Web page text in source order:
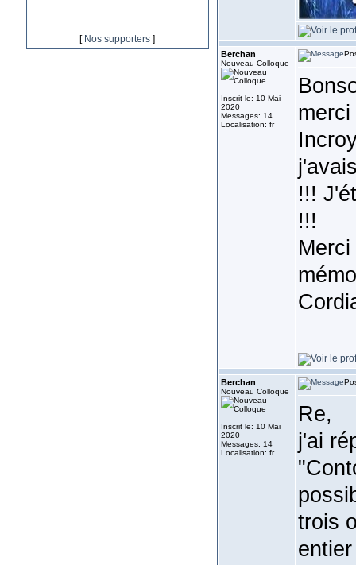
[ Nos supporters ]
Berchan
Nouveau Colloque
Inscrit le: 10 Mai
2020
Messages: 14
Localisation: fr
merci
!!!
!!!
Berchan
Nouveau Colloque
Inscrit le: 10 Mai
2020
Messages: 14
Localisation: fr
Re,
j'ai
trois